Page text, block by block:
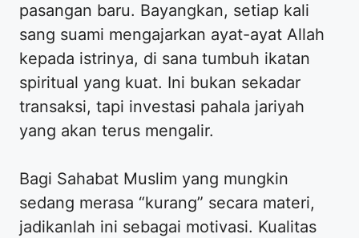
pasangan baru. Bayangkan, setiap kali
sang suami mengajarkan ayat-ayat Allah
kepada istrinya, di sana tumbuh ikatan
spiritual yang kuat. Ini bukan sekadar
transaksi, tapi investasi pahala jariyah
yang akan terus mengalir.
​Bagi Sahabat Muslim yang mungkin
sedang merasa “kurang” secara materi,
jadikanlah ini sebagai motivasi. Kualitas